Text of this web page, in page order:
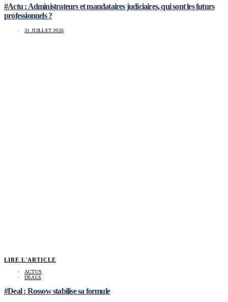
#Actu : Administrateurs et mandataires judiciaires, qui sont les futurs
professionnels ?
31 JUILLET 2026
LIRE L'ARTICLE
ACTUS
DEALS
#Deal : Rossow stabilise sa formule